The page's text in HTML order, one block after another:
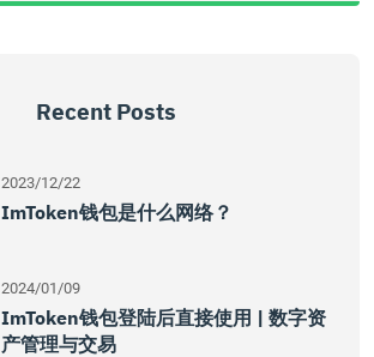
Recent Posts
2023/12/22
ImToken钱包是什么网络？
2024/01/09
ImToken钱包登陆后直接使用 | 数字资
产管理与交易